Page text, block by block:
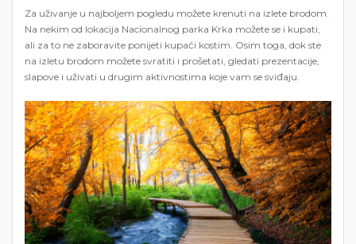
Za uživanje u najboljem pogledu možete krenuti na izlete brodom.
Na nekim od lokacija Nacionalnog parka Krka možete se i kupati,
ali za to ne zaboravite ponijeti kupaći kostim. Osim toga, dok ste
na izletu brodom možete svratiti i prošetati, gledati prezentacije,
slapove i uživati ​​u drugim aktivnostima koje vam se sviđaju.